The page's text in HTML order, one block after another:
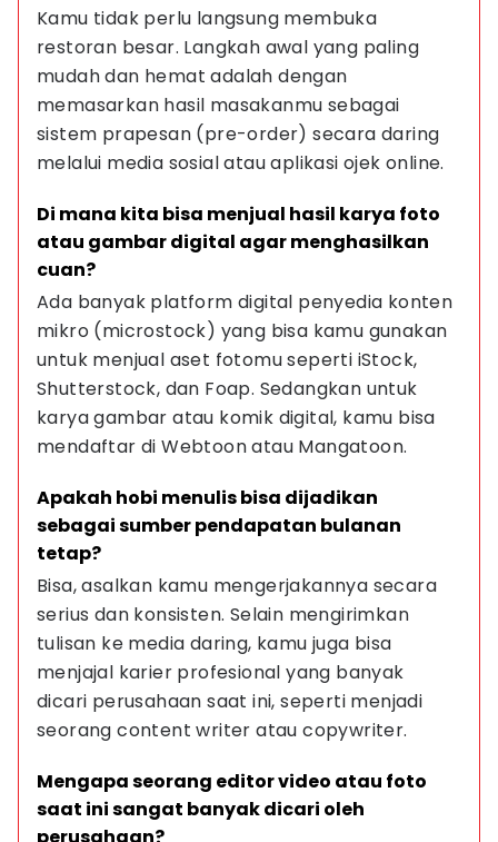
Kamu tidak perlu langsung membuka
restoran besar. Langkah awal yang paling
mudah dan hemat adalah dengan
memasarkan hasil masakanmu sebagai
sistem prapesan (pre-order) secara daring
melalui media sosial atau aplikasi ojek online.
Di mana kita bisa menjual hasil karya foto
atau gambar digital agar menghasilkan
cuan?
Ada banyak platform digital penyedia konten
mikro (microstock) yang bisa kamu gunakan
untuk menjual aset fotomu seperti iStock,
Shutterstock, dan Foap. Sedangkan untuk
karya gambar atau komik digital, kamu bisa
mendaftar di Webtoon atau Mangatoon.
Apakah hobi menulis bisa dijadikan
sebagai sumber pendapatan bulanan
tetap?
Bisa, asalkan kamu mengerjakannya secara
serius dan konsisten. Selain mengirimkan
tulisan ke media daring, kamu juga bisa
menjajal karier profesional yang banyak
dicari perusahaan saat ini, seperti menjadi
seorang content writer atau copywriter.
Mengapa seorang editor video atau foto
saat ini sangat banyak dicari oleh